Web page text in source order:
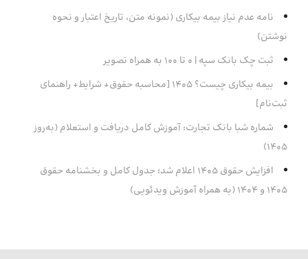
نامه عدم نیاز بیمه بیکاری (نمونه متن، تاریخ اعتبار و نحوه
نوشتن)
ثبت چک بانک سپه | ۰ تا ۱۰۰ به همراه تصویر
بیمه بیکاری چیست؟ 1405 [محاسبه حقوق+ شرایط+ راهنمای
ثبت‌نام]
شماره شبا بانک تجارت: آموزش کامل دریافت و استعلام (به‌روز
۱۴۰۵)
افزایش حقوق 1405 اعلام شد؛ جدول کامل و بخشنامه حقوق
1405 و 1404 (به همراه آموزش ویدئویی)